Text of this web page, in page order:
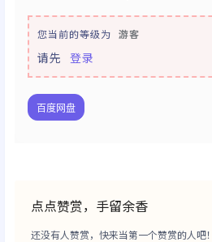
您当前的等级为 游客
请先 登录
百度网盘
点点赞赏，手留余香
还没有人赞赏，快来当第一个赞赏的人吧！